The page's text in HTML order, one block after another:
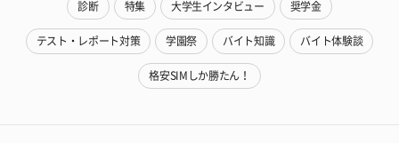
診断 特集 大学生インタビュー 奨学金
テスト・レポート対策 学園祭 バイト知識 バイト体験談
格安SIMしか勝たん！